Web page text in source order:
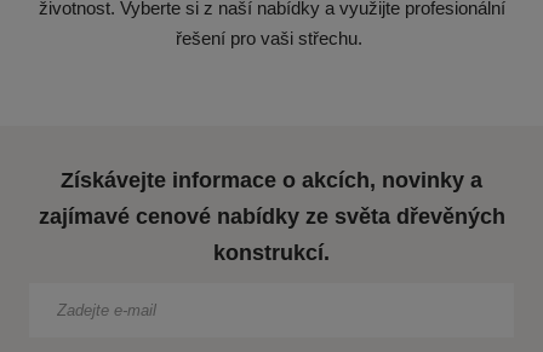
životnost. Vyberte si z naší nabídky a využijte profesionální
řešení pro vaši střechu.
Získávejte informace o akcích, novinky a
zajímavé cenové nabídky ze světa dřevěných
konstrukcí.